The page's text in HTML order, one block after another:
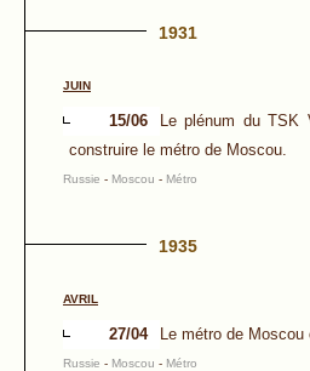
1931
JUIN
15/06
Le plénum du TSK
construire le métro de Moscou.
Russie - Moscou - Métro
1935
AVRIL
27/04 Le métro de
Russie - Moscou - Métro